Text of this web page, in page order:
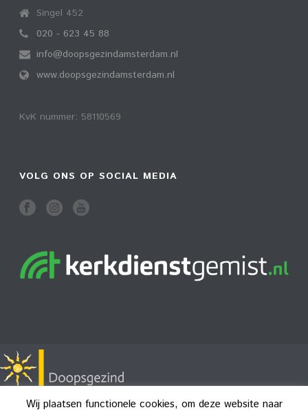
Singel 452
020 - 623 45 88
info@doopsgezindamsterdam.nl
www.doopsgezindamsterdam.nl
KvK nummer: 58110569
VOLG ONS OP SOCIAL MEDIA
Wij plaatsen functionele cookies, om deze website naar